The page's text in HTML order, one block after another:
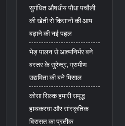
सुगंधित औषधीय पौधा पचौली
की खेती से किसानों की आय
बढ़ाने की नई पहल
भेड़ पालन से आत्मनिर्भर बने
बस्तर के सुरेन्द्र, ग्रामीण
उद्यमिता की बने मिसाल
कोसा सिल्क हमारी समृद्ध
हाथकरघा और सांस्कृतिक
विरासत का प्रतीक